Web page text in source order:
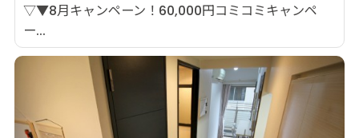
▽▼8月キャンペーン！60,000円コミコミキャンペ
ー...